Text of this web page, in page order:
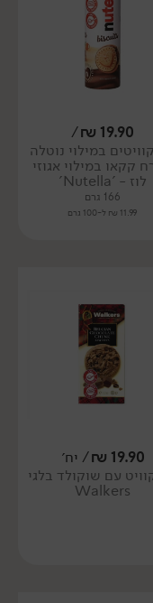
19.90
₪
/
במילוי נוטלה
קקאו במילוי אגוזי
לוז - 'Nutella'
166 גרם
11.99 ₪ ל-100 גרם
19.90
₪/ יח׳
עם שוקולד בלגי
Walkers